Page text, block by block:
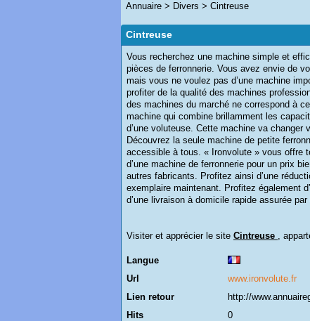
Annuaire > Divers > Cintreuse
Cintreuse
Vous recherchez une machine simple et
pièces de ferronnerie. Vous avez envie de
mais vous ne voulez pas d’une machine
profiter de la qualité des machines
des machines du marché ne correspond à
machine qui combine brillamment les
d’une voluteuse. Cette machine va changer
Découvrez la seule machine de petite
accessible à tous. « Ironvolute » vous offre
d’une machine de ferronnerie pour un prix
autres fabricants. Profitez ainsi d’une
exemplaire maintenant. Profitez également
d’une livraison à domicile rapide assurée
Visiter et apprécier le site Cintreuse ,
Langue
Url
www.ironvolute.fr
Lien retour
http://
Hits
0